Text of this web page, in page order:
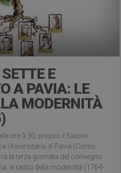
E
A PAVIA: LE
MODERNITÀ
ore 9.30, presso il Salone
Universitaria di Pavia (Corso
la terza giornata del convegno
le radici della modernità (1764-